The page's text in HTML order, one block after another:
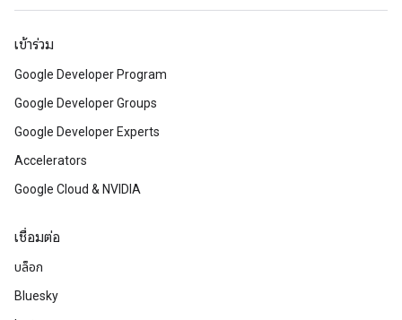
เข้าร่วม
Google Developer Program
Google Developer Groups
Google Developer Experts
Accelerators
Google Cloud & NVIDIA
เชื่อมต่อ
บล็อก
Bluesky